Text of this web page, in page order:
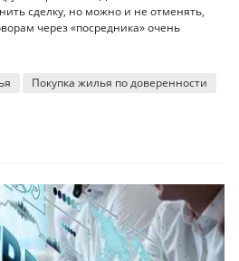
сделку, но можно и не отменять,
через «посредника» очень
Покупка жилья по доверенности